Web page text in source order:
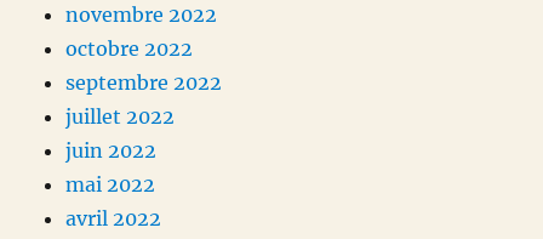
novembre 2022
octobre 2022
septembre 2022
juillet 2022
juin 2022
mai 2022
avril 2022